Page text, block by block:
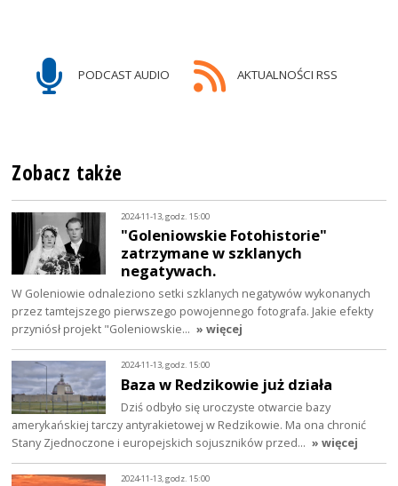
PODCAST AUDIO AKTUALNOŚCI RSS
Zobacz także
2024-11-13, godz. 15:00
"Goleniowskie Fotohistorie"
zatrzymane w szklanych
negatywach.
W Goleniowie odnaleziono setki szklanych negatywów wykonanych
przez tamtejszego pierwszego powojennego fotografa. Jakie efekty
przyniósł projekt "Goleniowskie… » więcej
2024-11-13, godz. 15:00
Baza w Redzikowie już działa
Dziś odbyło się uroczyste otwarcie bazy
amerykańskiej tarczy antyrakietowej w Redzikowie. Ma ona chronić
Stany Zjednoczone i europejskich sojuszników przed… » więcej
2024-11-13, godz. 15:00